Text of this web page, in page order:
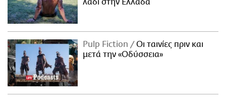
λάδι στην Ελλάδα
Pulp Fiction
Οι ταινίες πριν και
μετά την «Οδύσσεια»